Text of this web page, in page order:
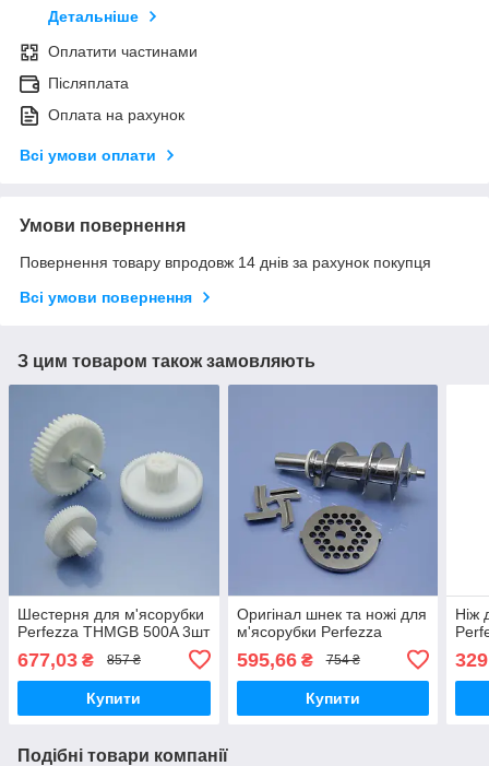
Детальніше
Оплатити частинами
Післяплата
Оплата на рахунок
Всі умови оплати
Умови повернення
Повернення товару впродовж 14 днів за рахунок покупця
Всі умови повернення
З цим товаром також замовляють
Шестерня для м'ясорубки
Perfezza THMGB 500A 3шт
677,03 ₴ 857 ₴
Купити
Оригінал шнек та ножі для
м'ясорубки Perfezza
595,66₴ 754 ₴
Купити
Ніж
Подібні товари компанії